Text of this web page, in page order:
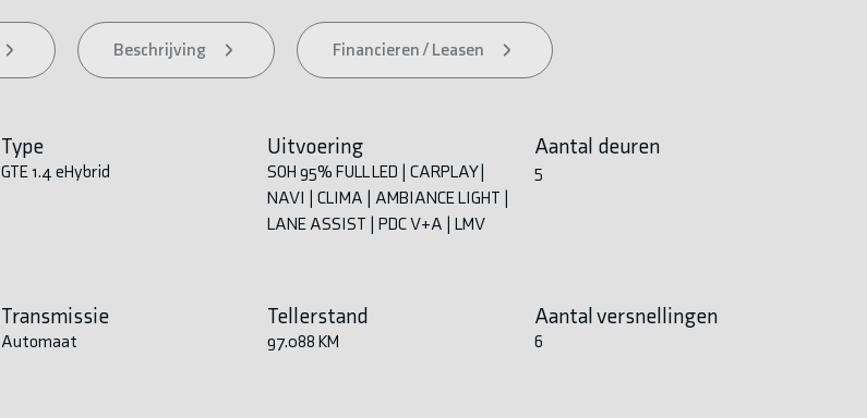
Beschrijving Financieren / Leasen
Type
GTE 1.4 eHybrid
Uitvoering
SOH 95% FULL LED | CARPLAY |
NAVI | CLIMA | AMBIANCE LIGHT |
LANE ASSIST | PDC V+A | LMV
Aantal deuren
5
Transmissie
Automaat
Tellerstand
97.088 KM
Aantal versnellingen
6